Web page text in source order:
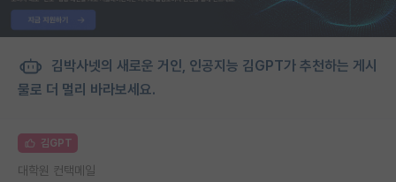
김박사넷의 새로운 거인, 인공지능 김GPT가 추천하는 게시
물로 더 멀리 바라보세요.
김GPT
대학원 컨택메일